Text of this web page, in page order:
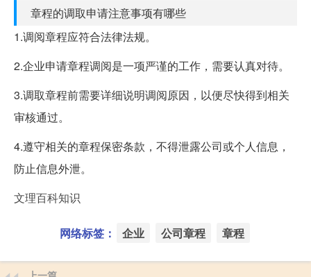
章程的调取申请注意事项有哪些
1.调阅章程应符合法律法规。
2.企业申请章程调阅是一项严谨的工作，需要认真对待。
3.调取章程前需要详细说明调阅原因，以便尽快得到相关
审核通过。
4.遵守相关的章程保密条款，不得泄露公司或个人信息，
防止信息外泄。
文理百科知识
网络标签： 企业 公司章程 章程